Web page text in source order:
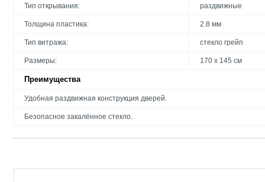
Тип открывания: раздвижные
Толщина пластика: 2.8 мм
Тип витража: стекло грейп
Размеры: 170 х 145 см
Преимущества
Удобная раздвижная конструкция дверей.
Безопасное закалённое стекло.